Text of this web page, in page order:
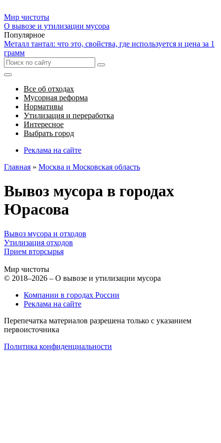
Мир чистоты
О вывозе и утилизации мусора
Популярное
Металл тантал: что это, свойства, где используется и цена за 1
грамм
Все об отходах
Мусорная реформа
Нормативы
Утилизация и переработка
Интересное
Выбрать город
Реклама на сайте
Главная » Москва и Московская область
Вывоз мусора в городах
Юрасова
Вывоз мусора и отходов
Утилизация отходов
Прием вторсырья
Мир чистоты
© 2018–2026 – О вывозе и утилизации мусора
Компании в городах России
Реклама на сайте
Перепечатка материалов разрешена только с указанием
первоисточника
Политика конфиденциальности